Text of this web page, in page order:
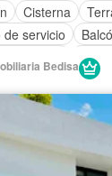
Cisterna
de servicio
de vigilancia
Bedisa